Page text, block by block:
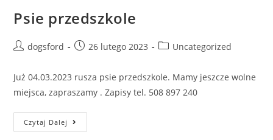
Psie przedszkole
Postdogsford
Post26 lutego 2023
PostUncategorized
Już 04.03.2023 rusza psie przedszkole. Mamy jeszcze wolne
miejsca, zapraszamy . Zapisy tel. 508 897 240
Czytaj Dalej Psie
Przedszkole